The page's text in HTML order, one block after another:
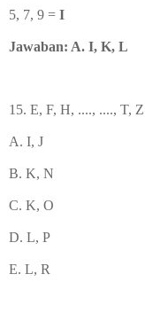
5, 7, 9 = I
Jawaban: A. I, K, L
15. E, F, H, ...., ...., T, Z
A. I, J
B. K, N
C. K, O
D. L, P
E. L, R